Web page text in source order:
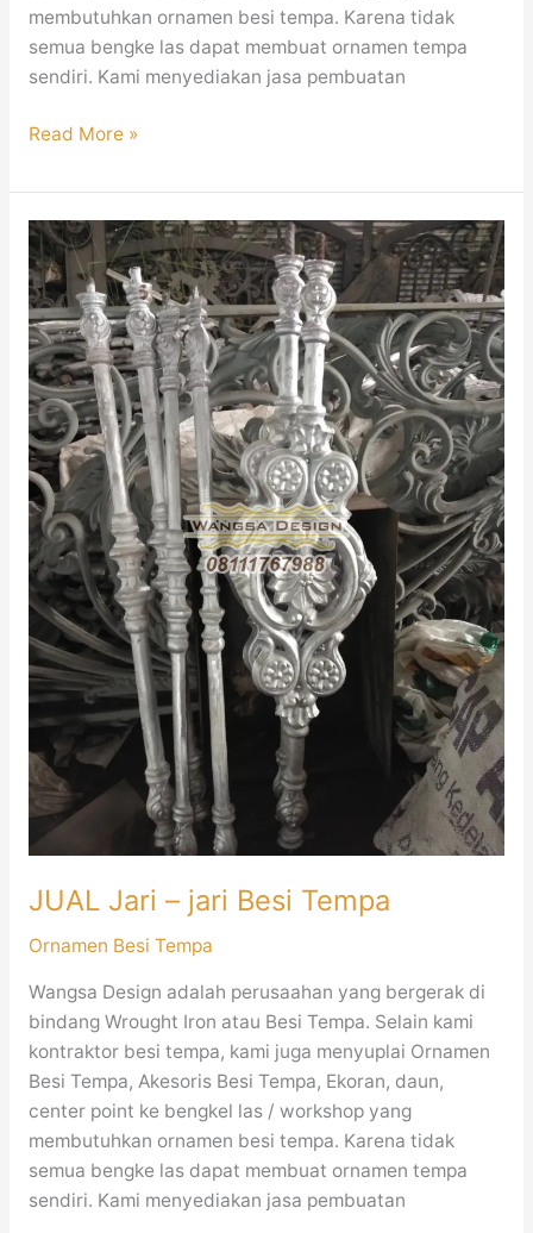
membutuhkan ornamen besi tempa. Karena tidak
semua bengke las dapat membuat ornamen tempa
sendiri. Kami menyediakan jasa pembuatan
Read More »
JUAL Jari – jari Besi Tempa
Ornamen Besi Tempa
Wangsa Design adalah perusaahan yang bergerak di
bindang Wrought Iron atau Besi Tempa. Selain kami
kontraktor besi tempa, kami juga menyuplai Ornamen
Besi Tempa, Akesoris Besi Tempa, Ekoran, daun,
center point ke bengkel las / workshop yang
membutuhkan ornamen besi tempa. Karena tidak
semua bengke las dapat membuat ornamen tempa
sendiri. Kami menyediakan jasa pembuatan
JUAL
Jari
–
jari
Besi
Tempa